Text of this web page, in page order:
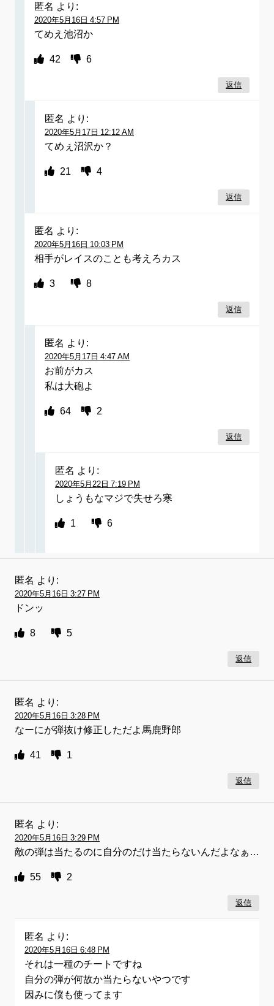
匿名 より:
2020年5月16日 4:57 PM
てめえ池沼か
42 6
返信
匿名 より:
2020年5月17日 12:12 AM
てめぇ沼沢か？
21 4
返信
匿名 より:
2020年5月16日 10:03 PM
相手がレイスのことも考えろカス
3 8
返信
匿名 より:
2020年5月17日 4:47 AM
お前がカス
私は大砲よ
64 2
返信
匿名 より:
2020年5月22日 7:19 PM
しょうもなマジで失せろ寒
1 6
匿名 より:
2020年5月16日 3:27 PM
ドンッ
8 5
返信
匿名 より:
2020年5月16日 3:28 PM
なーにが弾抜け修正しただよ馬鹿野郎
41 1
返信
匿名 より:
2020年5月16日 3:29 PM
敵の弾は当たるのに自分のだけ当たらないんだよなぁ…
55 2
返信
匿名 より:
2020年5月16日 6:48 PM
それは一種のチートですね
自分の弾が何故か当たらないやつです
因みに僕も使ってます